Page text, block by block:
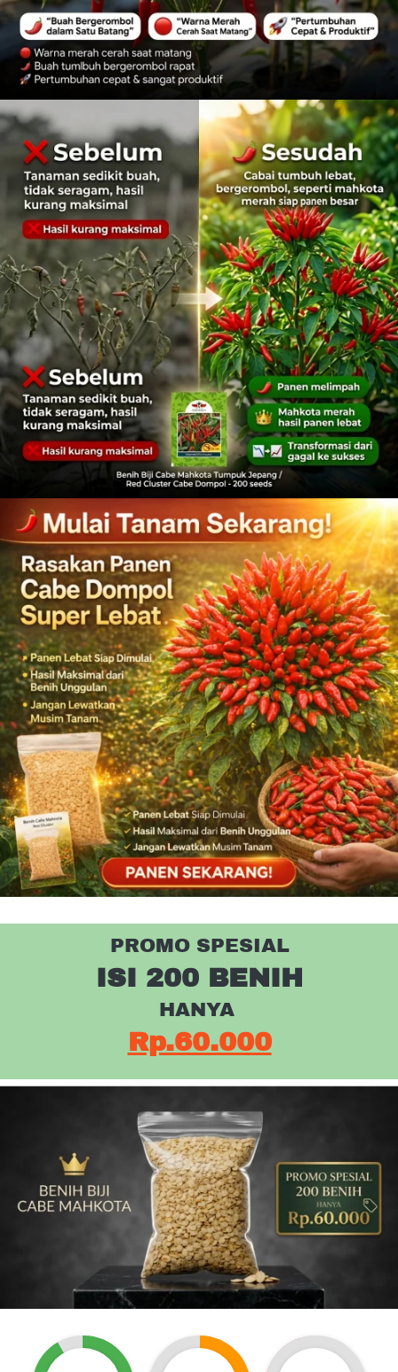
PROMO SPESIAL
ISI 200 BENIH
HANYA
Rp.60.000